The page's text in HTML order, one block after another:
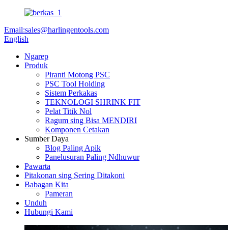
Email:sales@harlingentools.com
English
Ngarep
Produk
Piranti Motong PSC
PSC Tool Holding
Sistem Perkakas
TEKNOLOGI SHRINK FIT
Pelat Titik Nol
Ragum sing Bisa MENDIRI
Komponen Cetakan
Sumber Daya
Blog Paling Apik
Panelusuran Paling Ndhuwur
Pawarta
Pitakonan sing Sering Ditakoni
Babagan Kita
Pameran
Unduh
Hubungi Kami